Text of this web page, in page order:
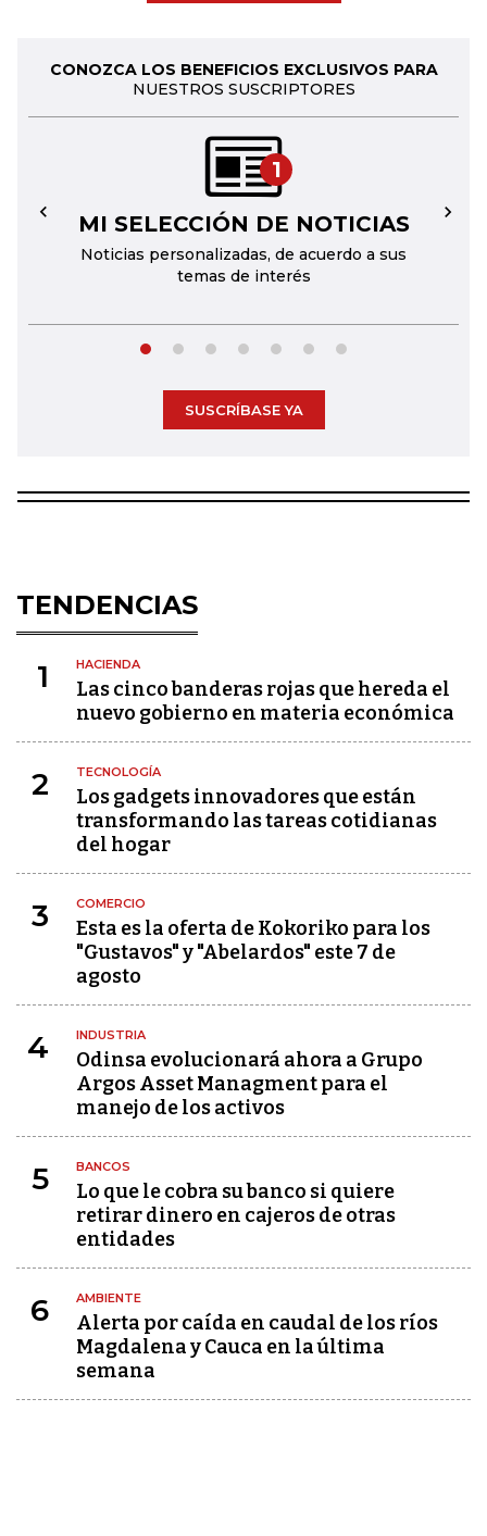
CONOZCA LOS BENEFICIOS EXCLUSIVOS PARA
NUESTROS SUSCRIPTORES
1
MI SELECCIÓN DE NOTICIAS
Noticias personalizadas, de acuerdo a sus
temas de interés
← →
SUSCRÍBASE YA
TENDENCIAS
1 HACIENDA
Las cinco banderas rojas que hereda el
nuevo gobierno en materia económica
2 TECNOLOGÍA
Los gadgets innovadores que están
transformando las tareas cotidianas
del hogar
3 COMERCIO
Esta es la oferta de Kokoriko para los
"Gustavos" y "Abelardos" este 7 de
agosto
4 INDUSTRIA
Odinsa evolucionará ahora a Grupo
Argos Asset Managment para el
manejo de los activos
5 BANCOS
Lo que le cobra su banco si quiere
retirar dinero en cajeros de otras
entidades
6 AMBIENTE
Alerta por caída en caudal de los ríos
Magdalena y Cauca en la última
semana